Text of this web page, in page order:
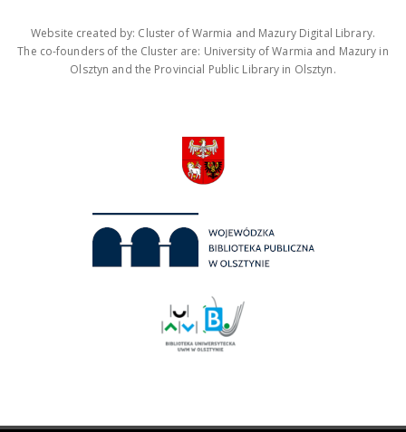
Website created by: Cluster of Warmia and Mazury Digital Library.
The co-founders of the Cluster are: University of Warmia and Mazury in
Olsztyn and the Provincial Public Library in Olsztyn.